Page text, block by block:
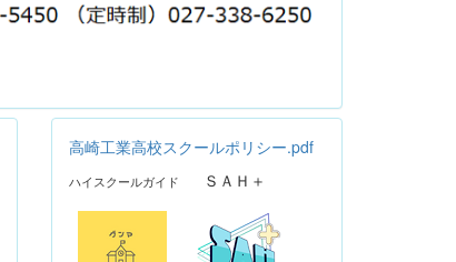
高崎工業高校スクールポリシー.pdf
ハイスクールガイド ＳＡＨ＋